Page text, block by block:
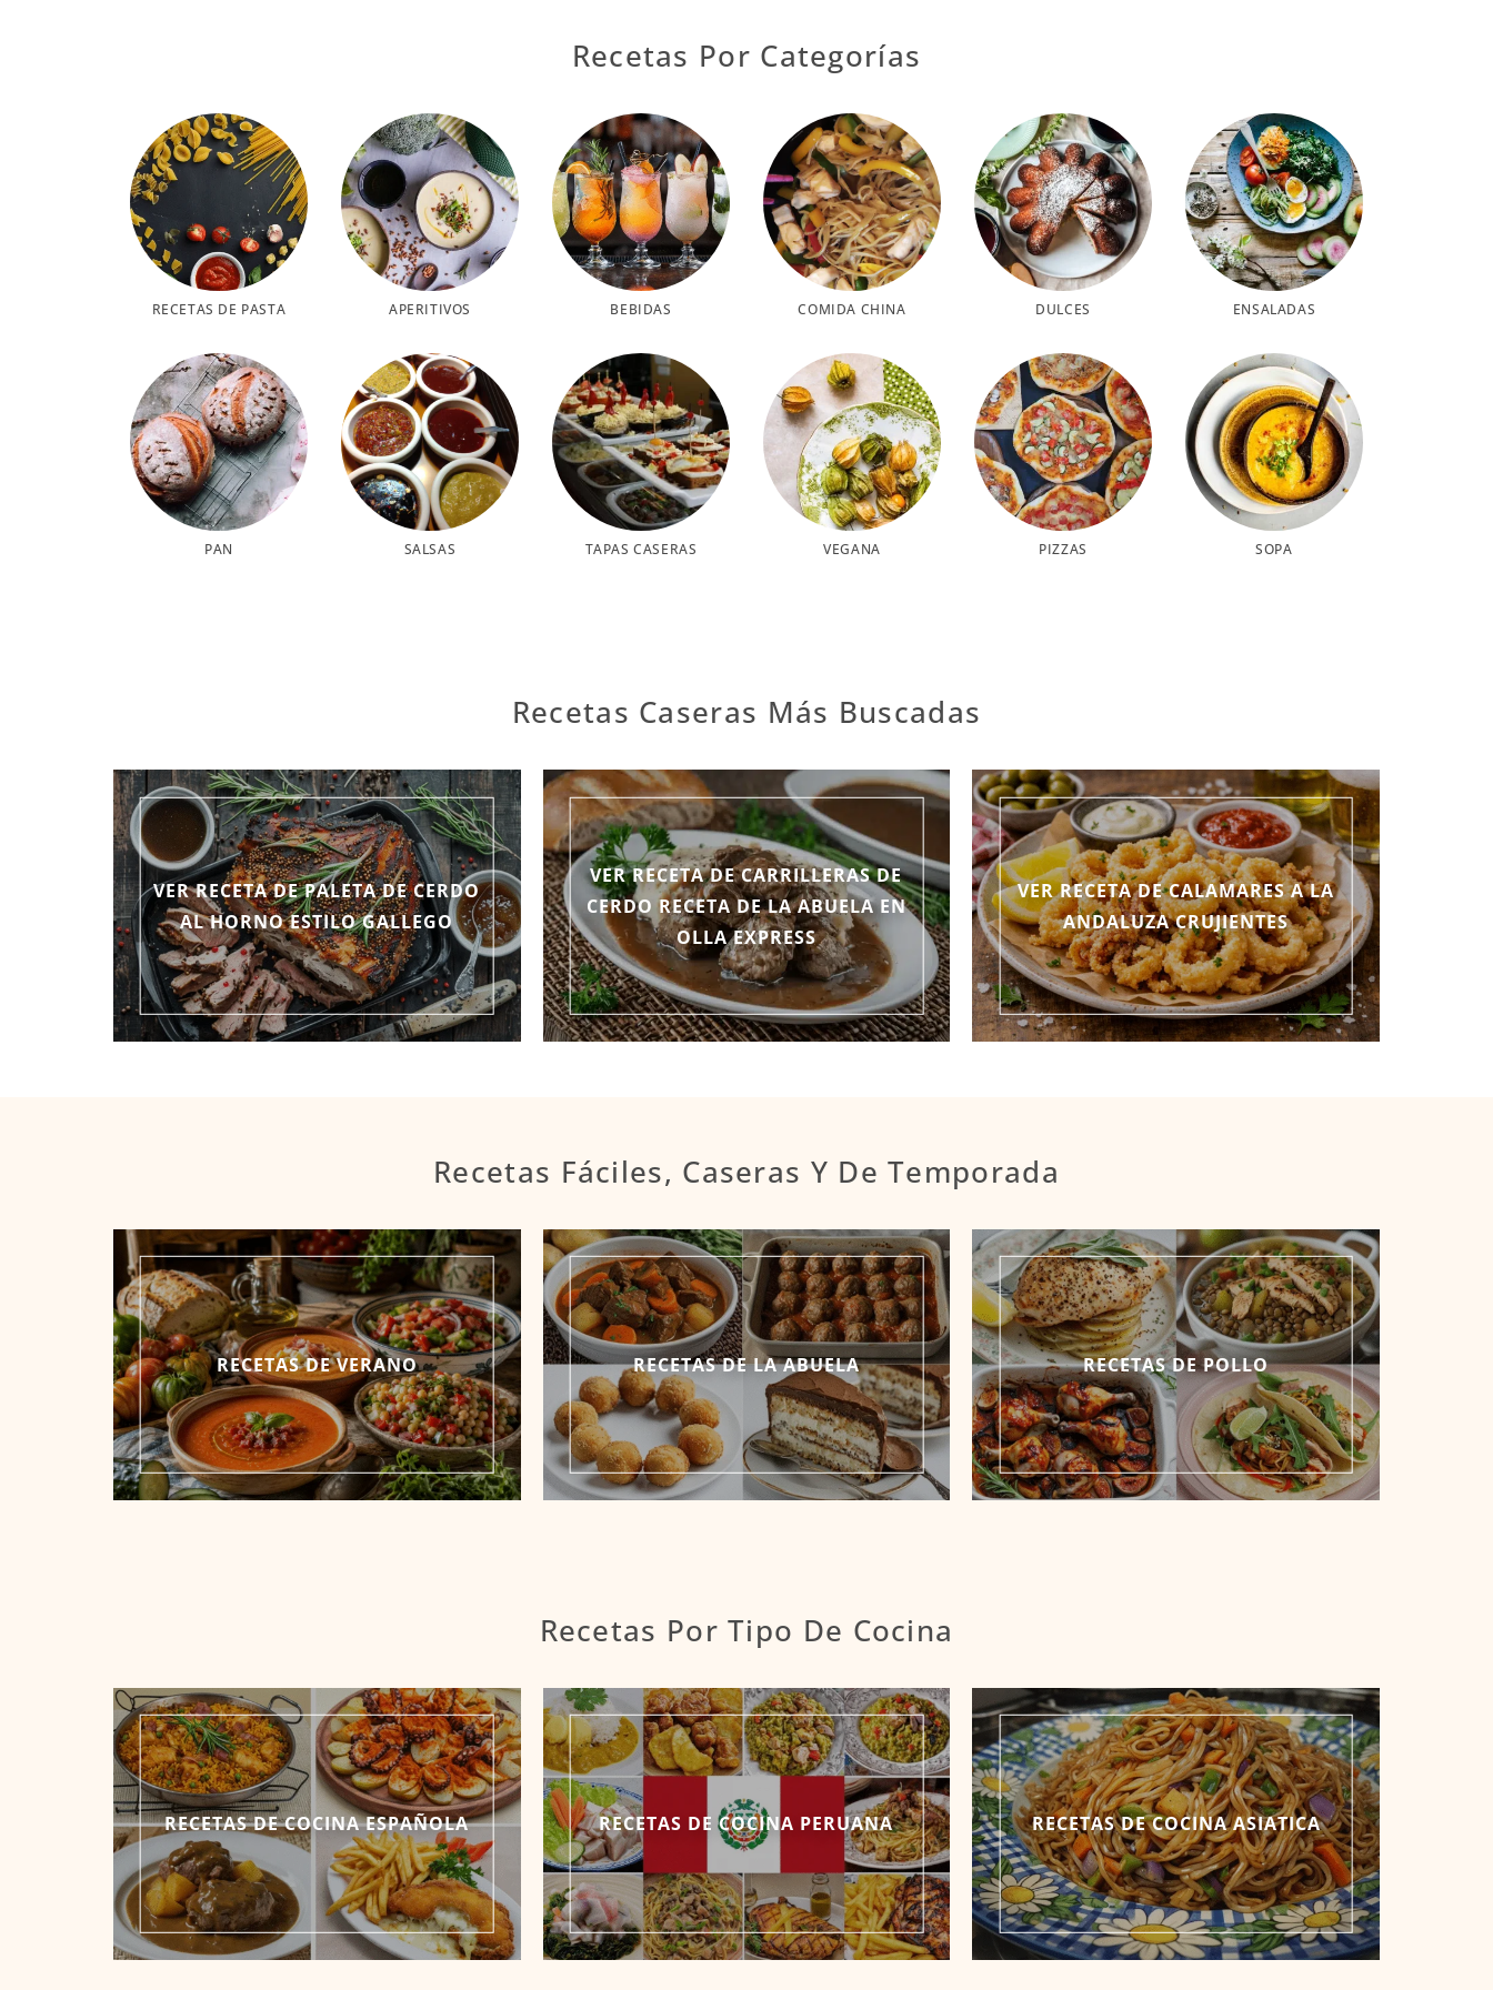
Recetas Por Categorías
RECETAS DE PASTA APERITIVOS BEBIDAS COMIDA CHINA DULCES ENSALADAS
PAN SALSAS TAPAS CASERAS VEGANA PIZZAS SOPA
Recetas Caseras Más Buscadas
VER RECETA DE PALETA DE CERDO
AL HORNO ESTILO GALLEGO
VER RECETA DE CARRILLERAS DE
CERDO RECETA DE LA ABUELA EN
OLLA EXPRESS
VER RECETA DE CALAMARES A LA
ANDALUZA CRUJIENTES
Recetas Fáciles, Caseras Y De Temporada
RECETAS DE VERANO RECETAS DE LA ABUELA RECETAS DE POLLO
Recetas Por Tipo De Cocina
RECETAS DE COCINA ESPAÑOLA RECETAS DE COCINA PERUANA RECETAS DE COCINA ASIATICA